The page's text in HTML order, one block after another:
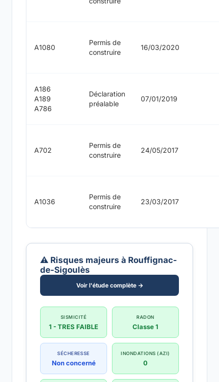
A1080
Permis de
construire
16/03/2020
A186
A189
A786
Déclaration
préalable
07/01/2019
A702
Permis de
construire
24/05/2017
A1036
Permis de
construire
23/03/2017
⚠️ Risques majeurs à Rouffignac-
de-Sigoulès
Voir l'étude complète →
SISMICITÉ
1 - TRES FAIBLE
RADON
Classe 1
SÉCHERESSE
Non concerné
INONDATIONS (AZI)
0